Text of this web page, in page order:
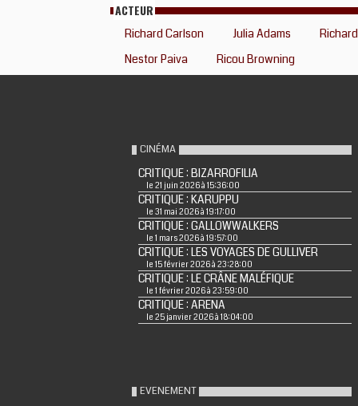
ACTEUR
Richard Carlson Julia Adams
Nestor Paiva
Ricou Browning
CINÉMA
CRITIQUE : BIZARROFILIA
le 21 juin 2026 à 15:36:00
CRITIQUE : KARUPPU
le 31 mai 2026 à 19:17:00
CRITIQUE : GALLOWWALKERS
le 1 mars 2026 à 19:57:00
CRITIQUE : LES VOYAGES DE GULLIVER
le 15 février 2026 à 23:28:00
CRITIQUE : LE CRÂNE MALÉFIQUE
le 1 février 2026 à 23:59:00
CRITIQUE : ARENA
le 25 janvier 2026 à 18:04:00
EVENEMENT